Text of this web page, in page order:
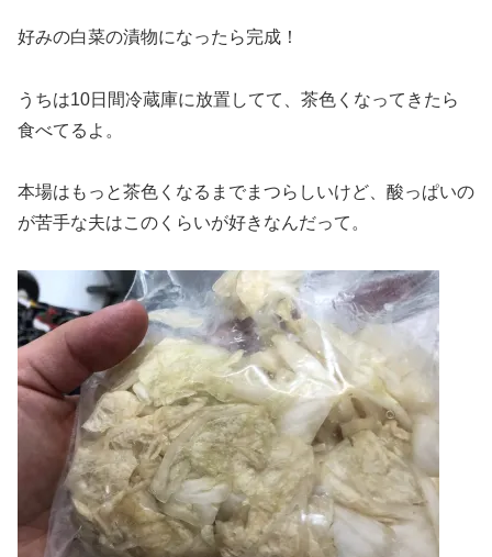
好みの白菜の漬物になったら完成！
うちは10日間冷蔵庫に放置してて、茶色くなってきたら
食べてるよ。
本場はもっと茶色くなるまでまつらしいけど、酸っぱいの
が苦手な夫はこのくらいが好きなんだって。